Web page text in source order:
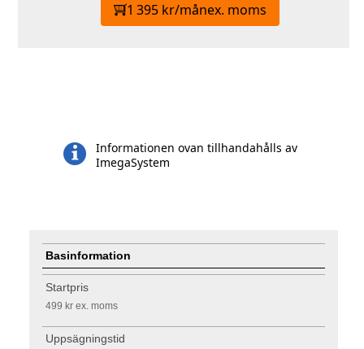
1 395 kr/månex. moms
Informationen ovan tillhandahålls av
ImegaSystem
Basinformation
Startpris
499 kr ex. moms
Uppsägningstid